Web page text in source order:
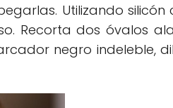
Utilizando silicón
Recorta dos óvalos
negro indeleble,